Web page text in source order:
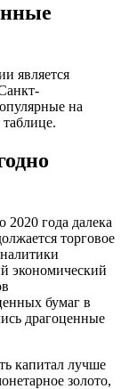
является
на
года далека
торговое
экономический
бумаг в
драгоценные
капитал лучше
золото,